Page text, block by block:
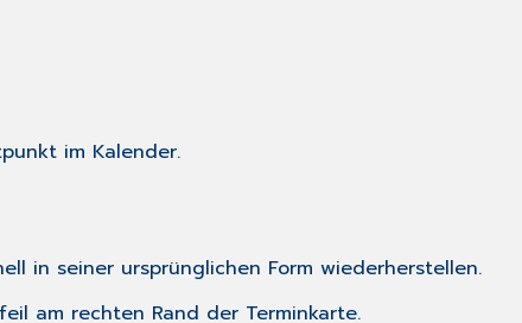
im Kalender.
in seiner ursprünglichen Form wiederherstellen.
am rechten Rand der Terminkarte.